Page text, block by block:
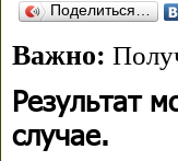
Поделиться…
Важно:
Результат
случае.